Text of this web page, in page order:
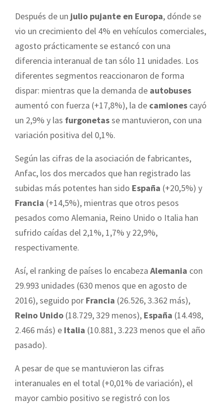
Después de un julio pujante en Europa, dónde se
vio un crecimiento del 4% en vehículos comerciales,
agosto prácticamente se estancó con una
diferencia interanual de tan sólo 11 unidades. Los
diferentes segmentos reaccionaron de forma
dispar: mientras que la demanda de autobuses
aumentó con fuerza (+17,8%), la de camiones cayó
un 2,9% y las furgonetasse mantuvieron, con una
variación positiva del 0,1%.
Según las cifras de la asociación de fabricantes,
Anfac, los dos mercados que han registrado las
subidas más potentes han sido España (+20,5%) y
Francia (+14,5%), mientras que otros pesos
pesados como Alemania, Reino Unido o Italia han
sufrido caídas del 2,1%, 1,7% y 22,9%,
respectivamente.
Así, el ranking de países lo encabeza Alemania con
29.993 unidades (630 menos que en agosto de
2016), seguido por Francia (26.526, 3.362 más),
Reino Unido (18.729, 329 menos), España (14.498,
2.466 más) e Italia (10.881, 3.223 menos que el año
pasado).
A pesar de que se mantuvieron las cifras
interanuales en el total (+0,01% de variación), el
mayor cambio positivo se registró con los